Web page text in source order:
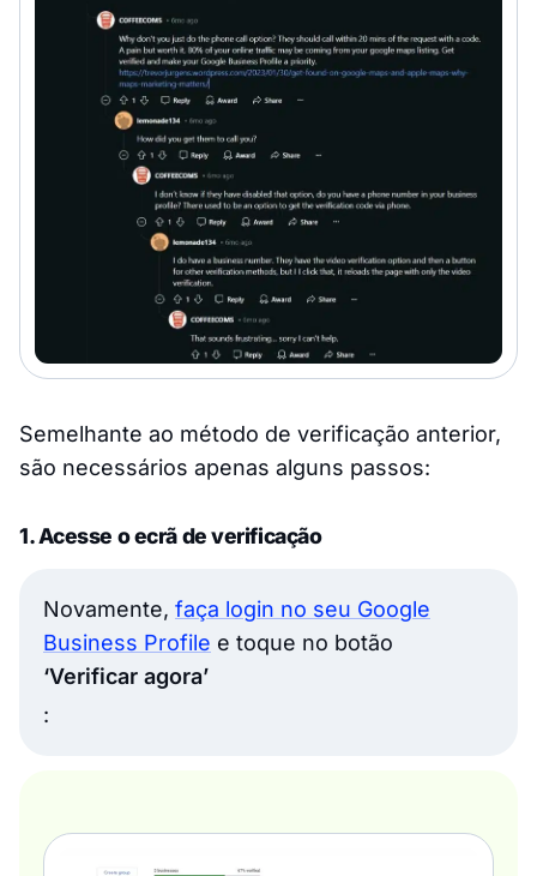
Semelhante ao método de verificação anterior,
são necessários apenas alguns passos:
1. Acesse o ecrã de verificação
Novamente, faça login no seu Google
Business Profile e toque no botão
‘Verificar agora’
: